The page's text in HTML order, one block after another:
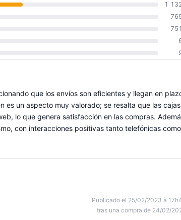
1
751
que los envíos son eficientes y llegan en
un aspecto muy valorado; se resalta que las
lo que genera satisfacción en las compras.
con interacciones positivas tanto telefónicas como
Publicado el 25/02/2023 à
tras una compra de 24/02/